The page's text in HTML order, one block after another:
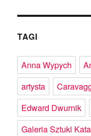
TAGI
Anna Wypych
artysta
Edward Dwurnik
Galeria Sztuki